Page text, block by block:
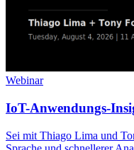
Webinar
IoT-Anwendungs-
Sei mit Thiago Lima und